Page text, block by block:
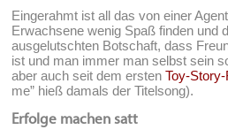
Eingerahmt ist all das von einer
Erwachsene wenig Spaß finden und
ausgelutschten Botschaft, dass
ist und man immer man selbst sein
aber auch seit dem erstenToy-Story-
me” hieß damals der Titelsong).
Erfolge machen satt